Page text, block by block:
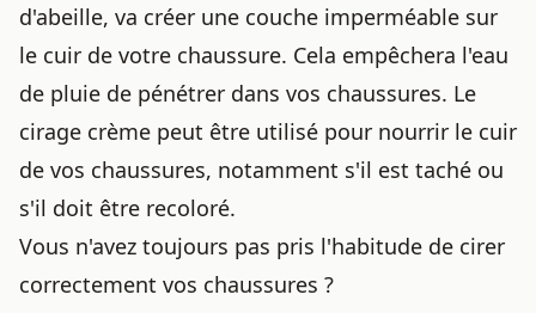
d'abeille, va créer une couche imperméable sur
le cuir de votre chaussure. Cela empêchera l'eau
de pluie de pénétrer dans vos chaussures. Le
cirage crème peut être utilisé pour nourrir le cuir
de vos chaussures, notamment s'il est taché ou
s'il doit être recoloré.
Vous n'avez toujours pas pris l'habitude de cirer
correctement vos chaussures ?